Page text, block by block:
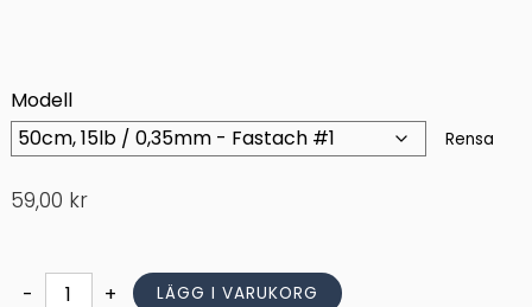
Modell
Rensa
59,00 kr
- + LÄGG I VARUKORG